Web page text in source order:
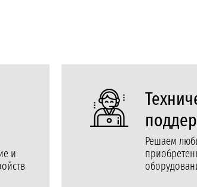
и
Решаем